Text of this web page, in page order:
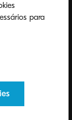
para